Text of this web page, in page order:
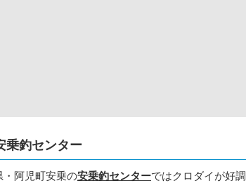
乗釣センター
・阿児町安乗の安乗釣センターではクロダイが好